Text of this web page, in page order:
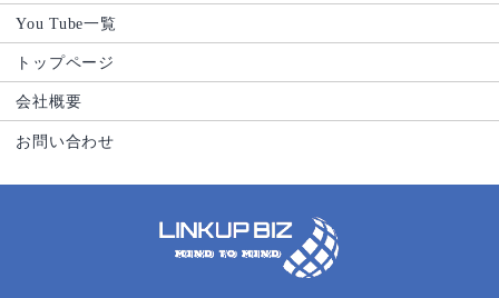
You Tube一覧
トップページ
会社概要
お問い合わせ